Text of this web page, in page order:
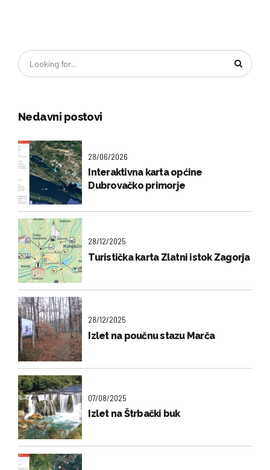
Nedavni postovi
28/06/2026
Interaktivna karta općine
Dubrovačko primorje
28/12/2025
Turistička karta Zlatni istok Zagorja
28/12/2025
Izlet na poučnu stazu Marča
07/08/2025
Izlet na Štrbački buk